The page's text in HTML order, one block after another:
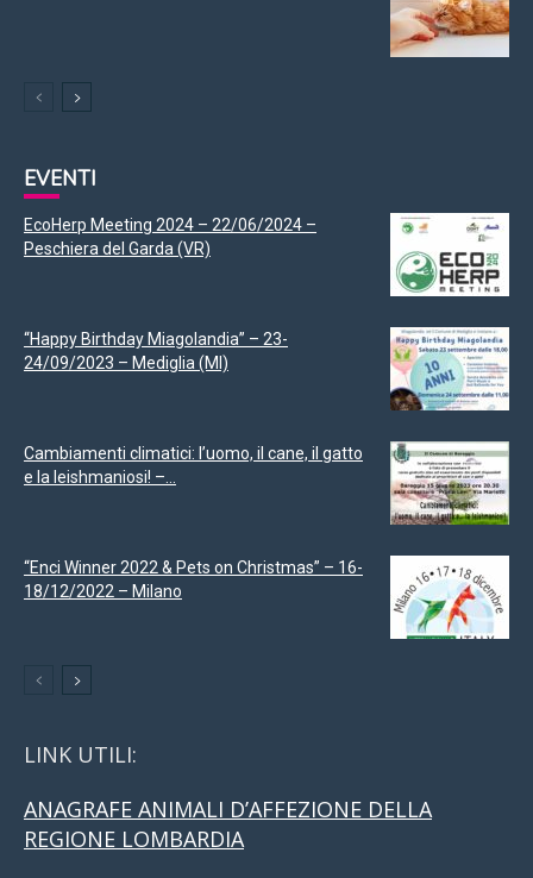
EVENTI
EcoHerp Meeting 2024 – 22/06/2024 –
Peschiera del Garda (VR)
“Happy Birthday Miagolandia” – 23-
24/09/2023 – Mediglia (MI)
Cambiamenti climatici: l’uomo, il cane, il gatto
e la leishmaniosi! –...
“Enci Winner 2022 & Pets on Christmas” – 16-
18/12/2022 – Milano
LINK UTILI:
ANAGRAFE ANIMALI D’AFFEZIONE DELLA
REGIONE LOMBARDIA